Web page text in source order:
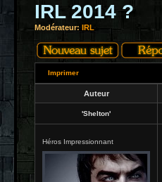
IRL 2014 ?
Modérateur: IRL
Imprimer
Auteur
'Shelton'
Héros Impressionnant